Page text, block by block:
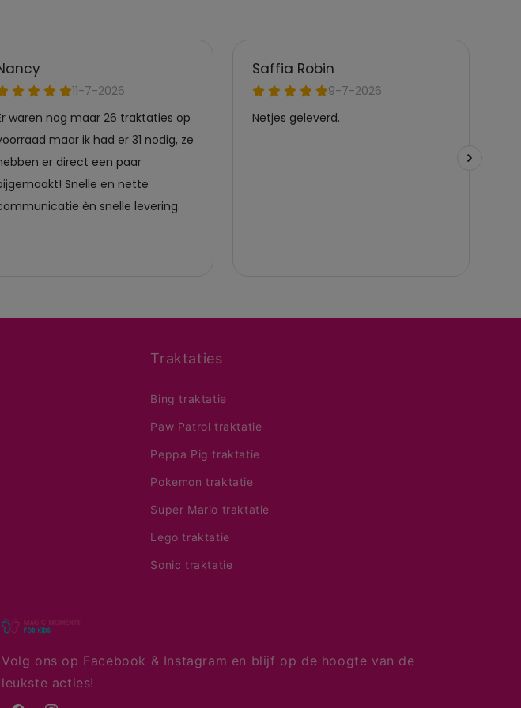
Traktaties
Bing traktatie
Paw Patrol traktatie
Peppa Pig traktatie
Pokemon traktatie
Super Mario traktatie
Lego traktatie
Sonic traktatie
Volg ons op Facebook & Instagram en blijf op de hoogte van de
leukste acties!